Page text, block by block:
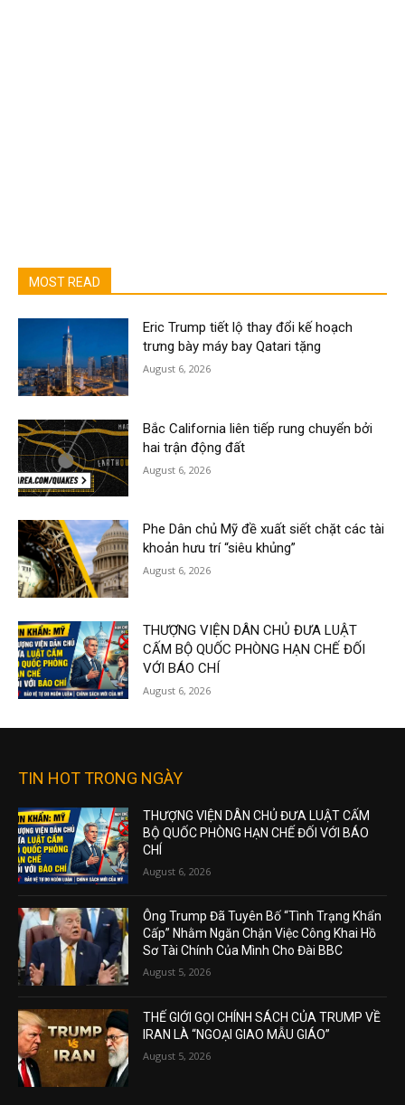
MOST READ
Eric Trump tiết lộ thay đổi kế hoạch
trưng bày máy bay Qatari tặng
August 6, 2026
Bắc California liên tiếp rung chuyển bởi
hai trận động đất
August 6, 2026
Phe Dân chủ Mỹ đề xuất siết chặt các tài
khoản hưu trí “siêu khủng”
August 6, 2026
THƯỢNG VIỆN DÂN CHỦ ĐƯA LUẬT
CẤM BỘ QUỐC PHÒNG HẠN CHẾ ĐỐI
VỚI BÁO CHÍ
August 6, 2026
TIN HOT TRONG NGÀY
THƯỢNG VIỆN DÂN CHỦ ĐƯA LUẬT CẤM
BỘ QUỐC PHÒNG HẠN CHẾ ĐỐI VỚI BÁO
CHÍ
August 6, 2026
Ông Trump Đã Tuyên Bố “Tình Trạng Khẩn
Cấp” Nhằm Ngăn Chặn Việc Công Khai Hồ
Sơ Tài Chính Của Mình Cho Đài BBC
August 5, 2026
THẾ GIỚI GỌI CHÍNH SÁCH CỦA TRUMP VỀ
IRAN LÀ “NGOẠI GIAO MẪU GIÁO”
August 5, 2026